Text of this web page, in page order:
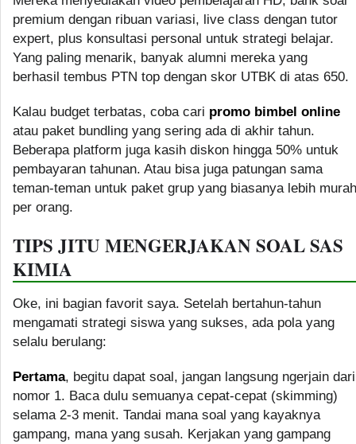
premium dengan ribuan variasi, live class dengan tutor
expert, plus konsultasi personal untuk strategi belajar.
Yang paling menarik, banyak alumni mereka yang
berhasil tembus PTN top dengan skor UTBK di atas 650.
Kalau budget terbatas, coba cari promo bimbel online
atau paket bundling yang sering ada di akhir tahun.
Beberapa platform juga kasih diskon hingga 50% untuk
pembayaran tahunan. Atau bisa juga patungan sama
teman-teman untuk paket grup yang biasanya lebih murah
per orang.
TIPS JITU MENGERJAKAN SOAL SAS
KIMIA
Oke, ini bagian favorit saya. Setelah bertahun-tahun
mengamati strategi siswa yang sukses, ada pola yang
selalu berulang:
Pertama, begitu dapat soal, jangan langsung ngerjain dari
nomor 1. Baca dulu semuanya cepat-cepat (skimming)
selama 2-3 menit. Tandai mana soal yang kayaknya
gampang, mana yang susah. Kerjakan yang gampang